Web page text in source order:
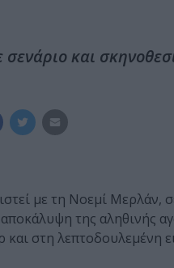
και
με τη Νοεμί Μερλάν,
αποκάλυψη της
στη λεπτοδουλεμένη